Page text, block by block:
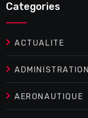
Categories
ACTUALITE
ADMINISTRATION
AERONAUTIQUE